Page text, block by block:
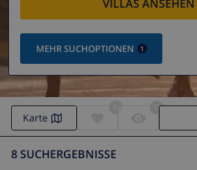
VILLAS ANSEHEN
MEHR SUCHOPTIONEN 1
8 SUCHERGEBNISSE
Karte